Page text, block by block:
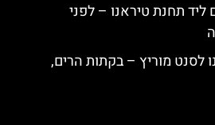
ליד תחנת טיראנו – לפני
לסנט מוריץ – בקתות הרים,